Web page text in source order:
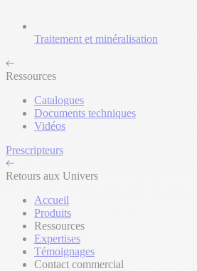
Traitement et minéralisation
Ressources
Catalogues
Documents techniques
Vidéos
Prescripteurs
Retours aux Univers
Accueil
Produits
Ressources
Expertises
Témoignages
Contact commercial